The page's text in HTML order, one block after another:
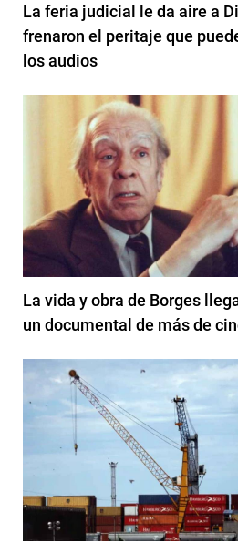
La feria judicial le da aire a
frenaron el peritaje que
los audios
La vida y obra de Borges
un documental de más de